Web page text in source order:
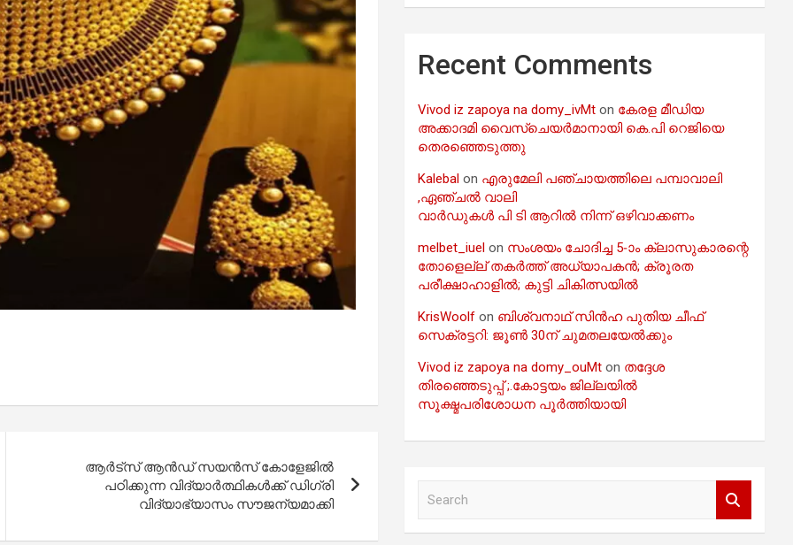
ആർട്സ് ആൻഡ് സയൻസ് കോളേജിൽ
പഠിക്കുന്ന വിദ്യാർത്ഥികൾക്ക് ഡിഗ്രി
വിദ്യാഭ്യാസം സൗജന്യമാക്കി
Recent Comments
Vivod iz zapoya na domy_ivMt on കേരള മീഡിയ
അക്കാദമി വൈസ്ചെയർമാനായി കെ.പി റെജിയെ
തെരഞ്ഞെടുത്തു
Kalebal on എരുമേലി പഞ്ചായത്തിലെ പമ്പാവാലി
,ഏഞ്ചൽ വാലി
വാർഡുകൾ പി ടി ആറിൽ നിന്ന് ഒഴിവാക്കണം
melbet_iuel on സംശയം ചോദിച്ച 5-ാം ക്ലാസുകാരന്റെ
തോളെല്ല് തകർത്ത് അധ്യാപകൻ; ക്രൂരത
പരീക്ഷാഹാളിൽ; കുട്ടി ചികിത്സയിൽ
KrisWoolf on ബിശ്വനാഥ് സിൻഹ പുതിയ ചീഫ്
സെക്രട്ടറി: ജൂൺ 30ന് ചുമതലയേൽക്കും
Vivod iz zapoya na domy_ouMt on തദ്ദേശ
തിരഞ്ഞെടുപ്പ് ;.കോട്ടയം ജില്ലയിൽ
സൂക്ഷ്മപരിശോധന പൂർത്തിയായി